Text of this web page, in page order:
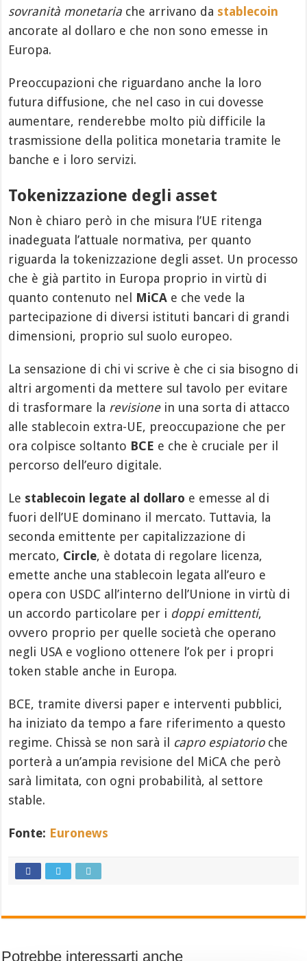
sovranità monetaria che arrivano da stablecoin
ancorate al dollaro e che non sono emesse in
Europa.
Preoccupazioni che riguardano anche la loro
futura diffusione, che nel caso in cui dovesse
aumentare, renderebbe molto più difficile la
trasmissione della politica monetaria tramite le
banche e i loro servizi.
Tokenizzazione degli asset
Non è chiaro però in che misura l’UE ritenga
inadeguata l’attuale normativa, per quanto
riguarda la tokenizzazione degli asset. Un processo
che è già partito in Europa proprio in virtù di
quanto contenuto nel MiCA e che vede la
partecipazione di diversi istituti bancari di grandi
dimensioni, proprio sul suolo europeo.
La sensazione di chi vi scrive è che ci sia bisogno di
altri argomenti da mettere sul tavolo per evitare
di trasformare la revisionein una sorta di attacco
alle stablecoin extra-UE, preoccupazione che per
ora colpisce soltanto BCE e che è cruciale per il
percorso dell’euro digitale.
Le stablecoin legate al dollaro e emesse al di
fuori dell’UE dominano il mercato. Tuttavia, la
seconda emittente per capitalizzazione di
mercato, Circle, è dotata di regolare licenza,
emette anche una stablecoin legata all’euro e
opera con USDC all’interno dell’Unione in virtù di
un accordo particolare per i doppi emittenti,
ovvero proprio per quelle società che operano
negli USA e vogliono ottenere l’ok per i propri
token stable anche in Europa.
BCE, tramite diversi paper e interventi pubblici,
ha iniziato da tempo a fare riferimento a questo
regime. Chissà se non sarà il capro espiatorioche
porterà a un’ampia revisione del MiCA che però
sarà limitata, con ogni probabilità, al settore
stable.
Fonte: Euronews
Potrebbe interessarti anche